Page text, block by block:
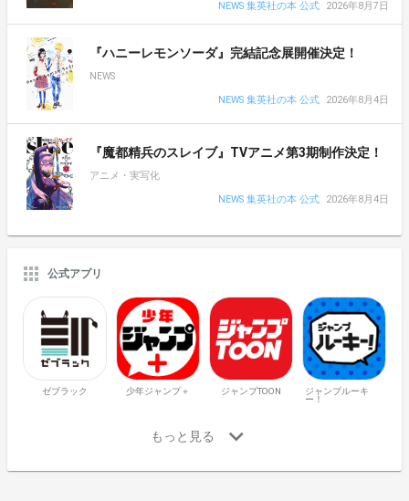
NEWS 集英社の本 公式
2026年8月7日
『ハニーレモンソーダ』完結記念展開催決定！
NEWS
NEWS 集英社の本 公式
2026年8月4日
『魔都精兵のスレイブ』TVアニメ第3期制作決定！
アニメ・実写化
NEWS 集英社の本 公式
2026年8月4日
公式アプリ
ゼブラック 少年ジャンプ＋ ジャンプTOON
ジャンプルーキ
ー！